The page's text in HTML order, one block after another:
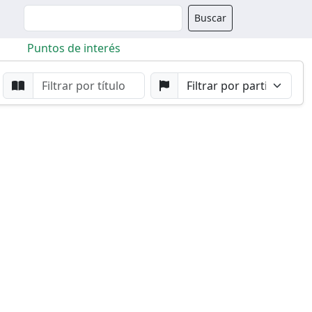
Buscador Buscar
Puntos de interés
Buscar por Punto Buscar por Partido